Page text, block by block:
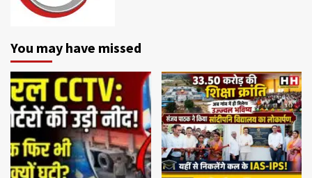
You may have missed